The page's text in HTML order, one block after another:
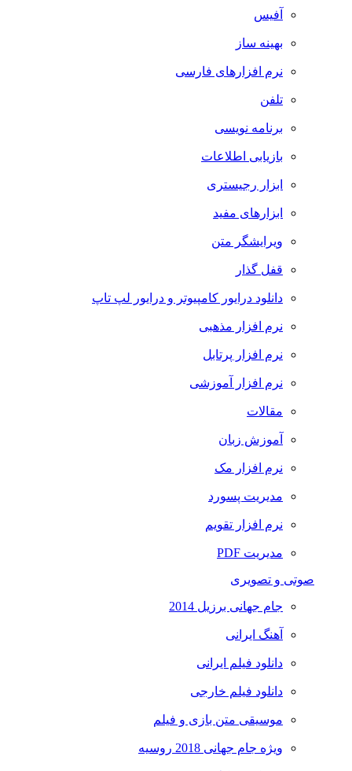
آفیس
بهینه ساز
نرم افزارهای فارسی
تلفن
برنامه نویسی
بازیابی اطلاعات
ابزار رجیستری
ابزارهای مفید
ویرایشگر متن
قفل گذار
دانلود درایور کامپیوتر و درایور لپ تاپ
نرم افزار مذهبی
نرم افزار پرتابل
نرم افزار آموزشی
مقالات
آموزش زبان
نرم افزار مک
مدیریت پسورد
نرم افزار تقویم
مدیریت PDF
صوتی و تصویری
جام جهانی برزیل 2014
آهنگ ایرانی
دانلود فیلم ایرانی
دانلود فیلم خارجی
موسیقی متن بازی و فیلم
ویژه جام جهانی 2018 روسیه